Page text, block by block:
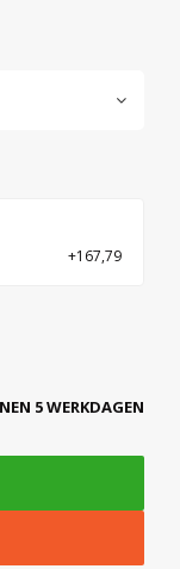
+167,79
5 WERKDAGEN